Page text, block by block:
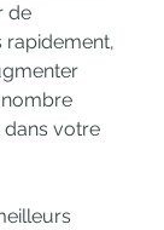
de
rapidement,
votre